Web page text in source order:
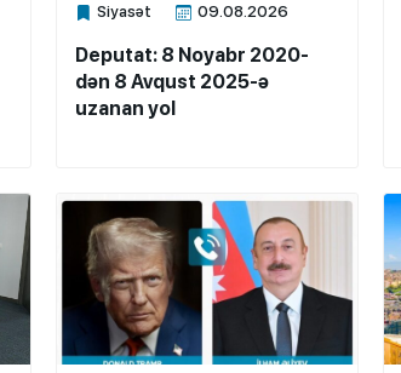
Siyasət 09.08.2026
Xalq.Online
Deputat: 8 Noyabr 2020-
dən 8 Avqust 2025-ə
uzanan yol